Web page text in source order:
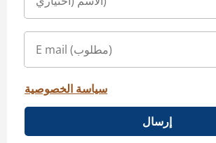
سياسة الخصوصية
إرسال